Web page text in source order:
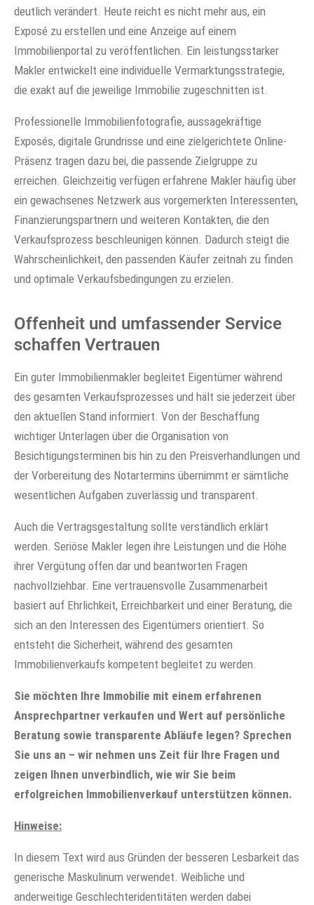
deutlich verändert. Heute reicht es nicht mehr aus, ein
Exposé zu erstellen und eine Anzeige auf einem
Immobilienportal zu veröffentlichen. Ein leistungsstarker
Makler entwickelt eine individuelle Vermarktungsstrategie,
die exakt auf die jeweilige Immobilie zugeschnitten ist.
Professionelle Immobilienfotografie, aussagekräftige
Exposés, digitale Grundrisse und eine zielgerichtete Online-
Präsenz tragen dazu bei, die passende Zielgruppe zu
erreichen. Gleichzeitig verfügen erfahrene Makler häufig über
ein gewachsenes Netzwerk aus vorgemerkten Interessenten,
Finanzierungspartnern und weiteren Kontakten, die den
Verkaufsprozess beschleunigen können. Dadurch steigt die
Wahrscheinlichkeit, den passenden Käufer zeitnah zu finden
und optimale Verkaufsbedingungen zu erzielen.
Offenheit und umfassender Service
schaffen Vertrauen
Ein guter Immobilienmakler begleitet Eigentümer während
des gesamten Verkaufsprozesses und hält sie jederzeit über
den aktuellen Stand informiert. Von der Beschaffung
wichtiger Unterlagen über die Organisation von
Besichtigungsterminen bis hin zu den Preisverhandlungen und
der Vorbereitung des Notartermins übernimmt er sämtliche
wesentlichen Aufgaben zuverlässig und transparent.
Auch die Vertragsgestaltung sollte verständlich erklärt
werden. Seriöse Makler legen ihre Leistungen und die Höhe
ihrer Vergütung offen dar und beantworten Fragen
nachvollziehbar. Eine vertrauensvolle Zusammenarbeit
basiert auf Ehrlichkeit, Erreichbarkeit und einer Beratung, die
sich an den Interessen des Eigentümers orientiert. So
entsteht die Sicherheit, während des gesamten
Immobilienverkaufs kompetent begleitet zu werden.
Sie möchten Ihre Immobilie mit einem erfahrenen
Ansprechpartner verkaufen und Wert auf persönliche
Beratung sowie transparente Abläufe legen? Sprechen
Sie uns an – wir nehmen uns Zeit für Ihre Fragen und
zeigen Ihnen unverbindlich, wie wir Sie beim
erfolgreichen Immobilienverkauf unterstützen können.
Hinweise:
In diesem Text wird aus Gründen der besseren Lesbarkeit das
generische Maskulinum verwendet. Weibliche und
anderweitige Geschlechteridentitäten werden dabei